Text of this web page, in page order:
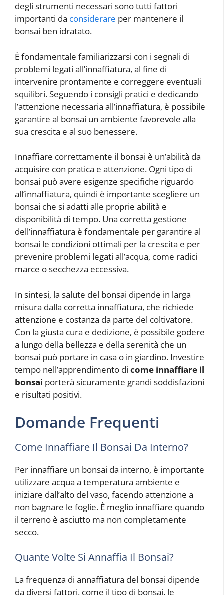
degli strumenti necessari sono tutti fattori
importanti da considerare per mantenere il
bonsai ben idratato.
È fondamentale familiarizzarsi con i segnali di
problemi legati all’innaffiatura, al fine di
intervenire prontamente e correggere eventuali
squilibri. Seguendo i consigli pratici e dedicando
l’attenzione necessaria all’innaffiatura, è possibile
garantire al bonsai un ambiente favorevole alla
sua crescita e al suo benessere.
Innaffiare correttamente il bonsai è un’abilità da
acquisire con pratica e attenzione. Ogni tipo di
bonsai può avere esigenze specifiche riguardo
all’innaffiatura, quindi è importante scegliere un
bonsai che si adatti alle proprie abilità e
disponibilità di tempo. Una corretta gestione
dell’innaffiatura è fondamentale per garantire al
bonsai le condizioni ottimali per la crescita e per
prevenire problemi legati all’acqua, come radici
marce o secchezza eccessiva.
In sintesi, la salute del bonsai dipende in larga
misura dalla corretta innaffiatura, che richiede
attenzione e costanza da parte del coltivatore.
Con la giusta cura e dedizione, è possibile godere
a lungo della bellezza e della serenità che un
bonsai può portare in casa o in giardino. Investire
tempo nell’apprendimento di come innaffiare il
bonsai porterà sicuramente grandi soddisfazioni
e risultati positivi.
Domande Frequenti
Come Innaffiare Il Bonsai Da Interno?
Per innaffiare un bonsai da interno, è importante
utilizzare acqua a temperatura ambiente e
iniziare dall’alto del vaso, facendo attenzione a
non bagnare le foglie. È meglio innaffiare quando
il terreno è asciutto ma non completamente
secco.
Quante Volte Si Annaffia Il Bonsai?
La frequenza di annaffiatura del bonsai dipende
da diversi fattori, come il tipo di bonsai, le